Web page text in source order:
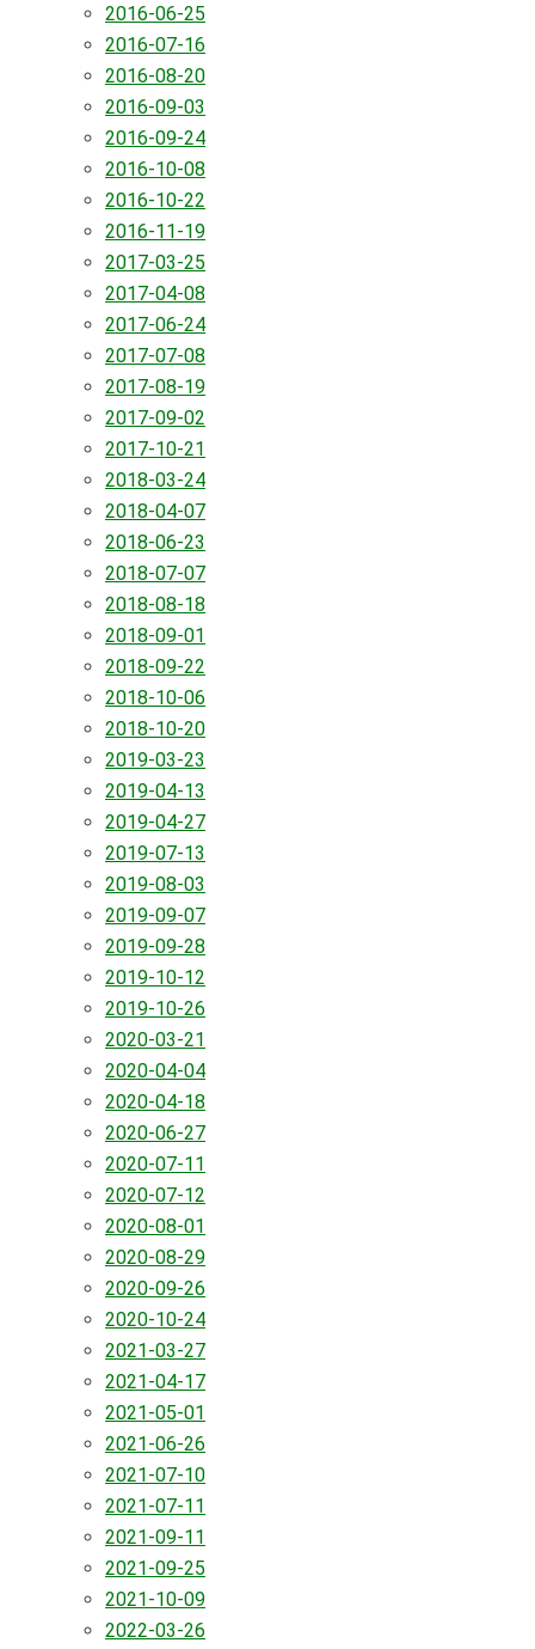
2016-06-25
2016-07-16
2016-08-20
2016-09-03
2016-09-24
2016-10-08
2016-10-22
2016-11-19
2017-03-25
2017-04-08
2017-06-24
2017-07-08
2017-08-19
2017-09-02
2017-10-21
2018-03-24
2018-04-07
2018-06-23
2018-07-07
2018-08-18
2018-09-01
2018-09-22
2018-10-06
2018-10-20
2019-03-23
2019-04-13
2019-04-27
2019-07-13
2019-08-03
2019-09-07
2019-09-28
2019-10-12
2019-10-26
2020-03-21
2020-04-04
2020-04-18
2020-06-27
2020-07-11
2020-07-12
2020-08-01
2020-08-29
2020-09-26
2020-10-24
2021-03-27
2021-04-17
2021-05-01
2021-06-26
2021-07-10
2021-07-11
2021-09-11
2021-09-25
2021-10-09
2022-03-26